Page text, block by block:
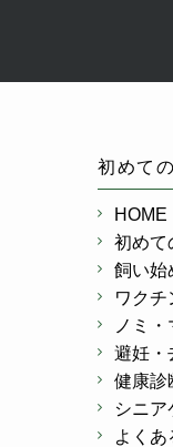
初めて
HOME
初めて
飼い始
ワクチ
ノミ
避妊・
健康診
シニア
よくあ